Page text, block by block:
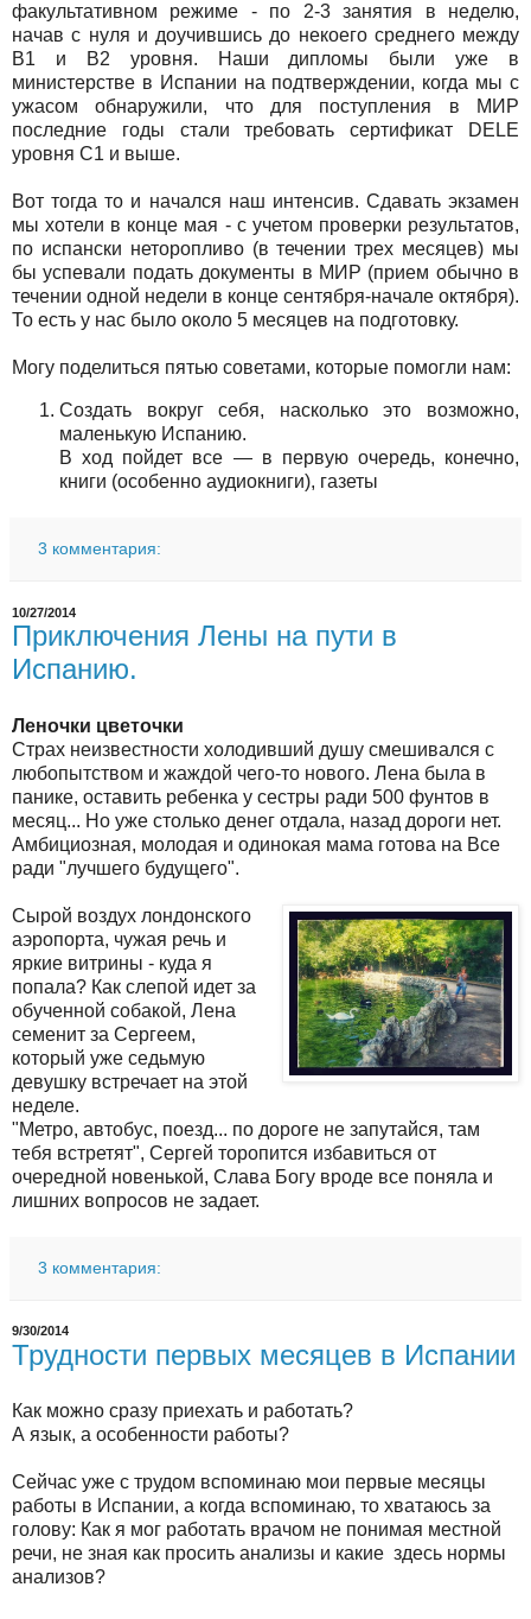
факультативном режиме - по 2-3 занятия в неделю,
начав с нуля и доучившись до некоего среднего между
В1 и В2 уровня. Наши дипломы были уже в
министерстве в Испании на подтверждении, когда мы с
ужасом обнаружили, что для поступления в МИР
последние годы стали требовать сертификат
DELE
уровня C1 и выше.
Вот тогда то и начался наш интенсив. Сдавать экзамен
мы хотели в конце мая - с учетом проверки результатов,
по испански неторопливо (в течении трех месяцев) мы
бы успевали подать документы в МИР (прием обычно в
течении одной недели в конце сентября-начале октября).
То есть у нас было около 5 месяцев на подготовку.
Могу поделиться пятью советами, которые помогли нам:
Создать вокруг себя, насколько это возможно,
маленькую Испанию.
В ход пойдет все — в первую очередь, конечно,
книги (особенно аудиокниги), газеты
3 комментария:
10/27/2014
Приключения Лены на пути в
Испанию.
Леночки цветочки
Страх неизвестности холодивший душу смешивался с
любопытством и жаждой чего-то нового. Лена была в
панике, оставить ребенка у сестры ради 500 фунтов в
месяц... Но уже столько денег отдала, назад дороги нет.
Амбициозная, молодая и одинокая мама готова на Все
ради "лучшего будущего".
Сырой воздух лондонского
аэропорта, чужая речь и
яркие витрины - куда я
попала? Как слепой идет за
обученной собакой, Лена
семенит за Сергеем,
который уже седьмую
девушку встречает на этой
неделе.
"Метро, автобус, поезд... по дороге не запутайся, там
тебя встретят", Сергей торопится избавиться от
очередной новенькой, Слава Богу вроде все поняла и
лишних вопросов не задает.
3 комментария:
9/30/2014
Трудности первых месяцев в Испании
Как можно сразу приехать и работать?
А язык, а особенности работы?
Сейчас уже с трудом вспоминаю мои первые месяцы
работы в Испании, а когда вспоминаю, то хватаюсь за
голову: Как я мог работать врачом не понимая местной
речи, не зная как просить анализы и какие здесь нормы
анализов?